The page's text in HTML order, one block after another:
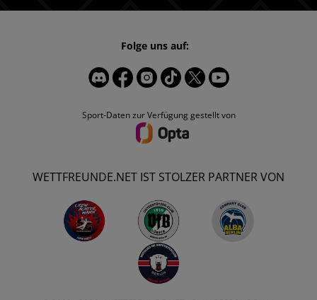
Sport-Daten zur Verfügung gestellt von
Folge uns auf:
WETTFREUNDE.NET IST STOLZER PARTNER VON